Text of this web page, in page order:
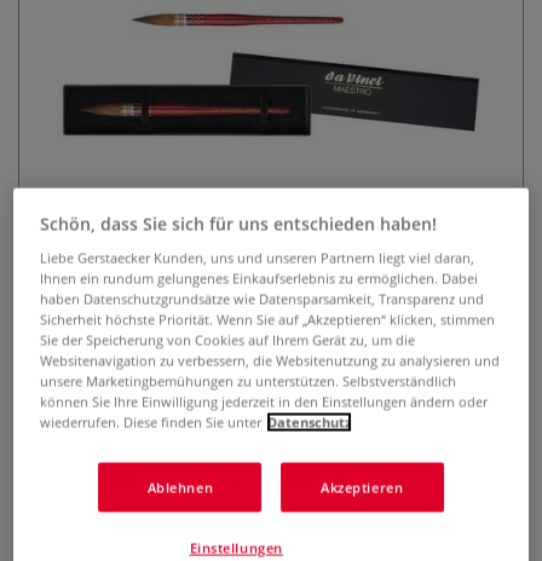
da Vinci ARTISSIMO Aufholzpinsel
Special Kolinsky Edition, Serie 66
0 Bewertungen
Der da Vinci ARTISSIMO Aufholzpinsel Special Kolinsky
Schön, dass Sie sich für uns entschieden haben!
Liebe Gerstaecker Kunden, uns und unseren Partnern liegt viel daran,
Ihnen ein rundum gelungenes Einkaufserlebnis zu ermöglichen. Dabei
haben Datenschutzgrundsätze wie Datensparsamkeit, Transparenz und
Sicherheit höchste Priorität. Wenn Sie auf „Akzeptieren“ klicken, stimmen
Sie der Speicherung von Cookies auf Ihrem Gerät zu, um die
Websitenavigation zu verbessern, die Websitenutzung zu analysieren und
unsere Marketingbemühungen zu unterstützen. Selbstverständlich
können Sie Ihre Einwilligung jederzeit in den Einstellungen ändern oder
wiederrufen. Diese finden Sie unter Datenschutz
Ablehnen Akzeptieren
Einstellungen